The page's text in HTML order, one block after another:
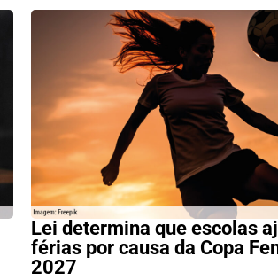
Lei determina que escolas
férias por causa da Copa
2027